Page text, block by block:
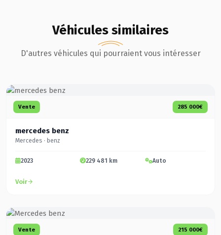
Véhicules similaires
D'autres véhicules qui pourraient vous intéresser
Vente 285 000€
mercedes benz
Mercedes · benz
2023 229 481 km Auto
Voir
Vente 215 000€